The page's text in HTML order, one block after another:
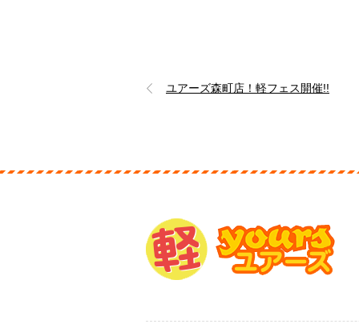
ユアーズ森町店！軽フェス開催!!